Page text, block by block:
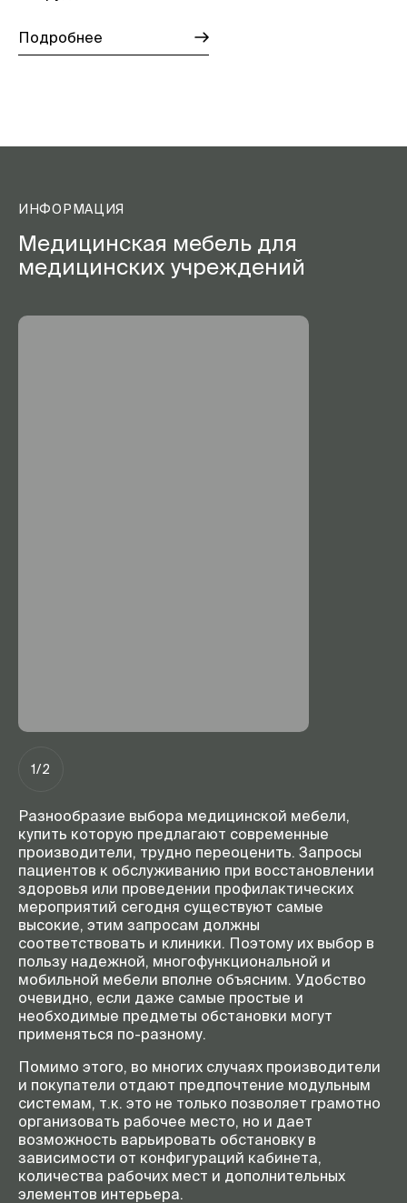
Подробнее
ИНФОРМАЦИЯ
Медицинская мебель для
медицинских учреждений
1/2
Разнообразие выбора медицинской мебели,
купить которую предлагают современные
производители, трудно переоценить. Запросы
пациентов к обслуживанию при восстановлении
здоровья или проведении профилактических
мероприятий сегодня существуют самые
высокие, этим запросам должны
соответствовать и клиники. Поэтому их выбор в
пользу надежной, многофункциональной и
мобильной мебели вполне объясним. Удобство
очевидно, если даже самые простые и
необходимые предметы обстановки могут
применяться по-разному.
Помимо этого, во многих случаях производители
и покупатели отдают предпочтение модульным
системам, т.к. это не только позволяет грамотно
организовать рабочее место, но и дает
возможность варьировать обстановку в
зависимости от конфигураций кабинета,
количества рабочих мест и дополнительных
элементов интерьера.